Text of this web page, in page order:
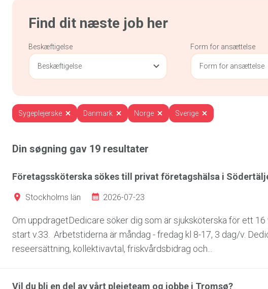
Find dit næste job her
Beskæftigelse
Beskæftigelse
Form for ansættelse
Form for ansættelse
Sygeplejerske Danmark Norge Sverige
Din søgning gav 19 resultater
Företagssköterska sökes till privat företagshälsa i
Stockholms län 2026-07-23
Om uppdragetDedicare söker dig som är sjuksköterska för ett
start v.33. Arbetstiderna är måndag - fredag kl 8-17, 3 dag/v.
reseersättning, kollektivavtal, friskvårdsbidrag och...
Vil du bli en del av vårt pleieteam og jobbe i Tromsø?